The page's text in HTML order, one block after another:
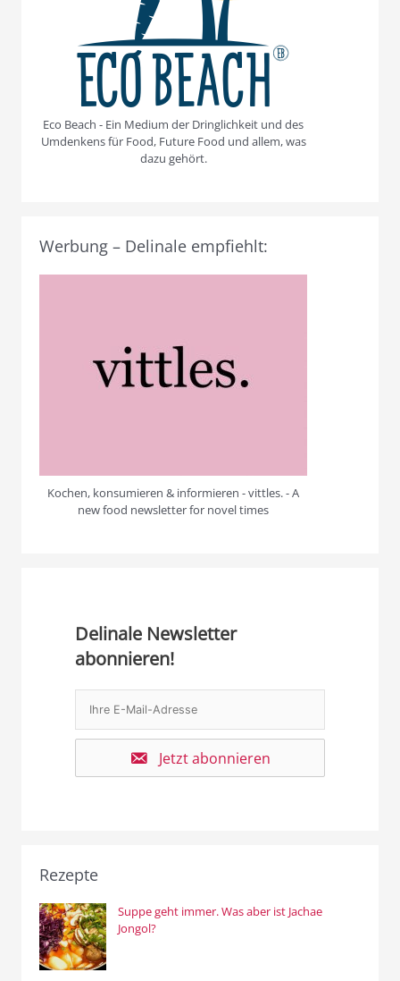
Eco Beach - Ein Medium der Dringlichkeit und des
Umdenkens für Food, Future Food und allem, was
dazu gehört.
Werbung – Delinale empfiehlt:
Kochen, konsumieren & informieren - vittles. - A
new food newsletter for novel times
Delinale Newsletter
abonnieren!
Jetzt abonnieren
Rezepte
Suppe geht immer. Was aber ist Jachae
Jongol?